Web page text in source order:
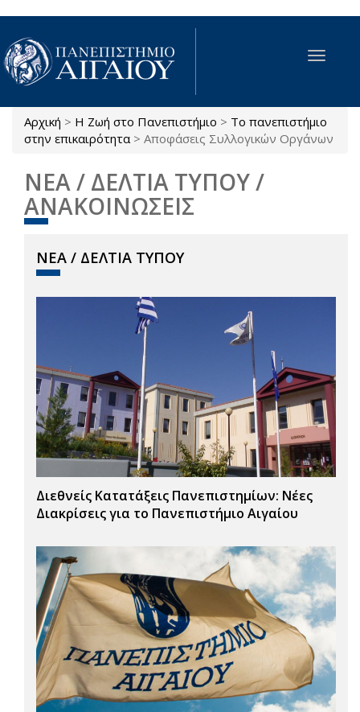
Παράκαμψη προς το κυρίως περιεχόμενο
Toggle
Είστε εδώ
Αρχική > Η Ζωή στο Πανεπιστήμιο > Το πανεπιστήμιο
στην επικαιρότητα > Αποφάσεις Συλλογικών Οργάνων
ΝΕΑ / ΔΕΛΤΙΑ ΤΥΠΟΥ /
ΑΝΑΚΟΙΝΩΣΕΙΣ
ΝΕΑ / ΔΕΛΤΙΑ ΤΥΠΟΥ
Διεθνείς Κατατάξεις Πανεπιστημίων: Νέες
Διακρίσεις για το Πανεπιστήμιο Αιγαίου